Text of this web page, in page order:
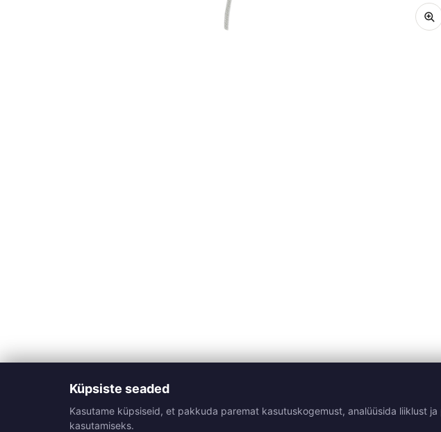
Küpsiste seaded
Kasutame küpsiseid, et pakkuda paremat kasutuskogemust, analüüsida liiklust
kasutamiseks.